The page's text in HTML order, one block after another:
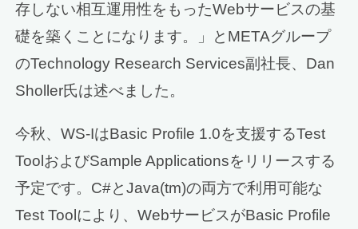
存しない相互運用性をもったWebサービスの基
礎を築くことになります。」とMETAグループ
のTechnology Research Services副社長、Dan
Sholler氏は述べました。
今秋、WS-IはBasic Profile 1.0を支援するTest
ToolおよびSample Applicationsをリリースする
予定です。C#とJava(tm)の両方で利用可能な
Test Toolにより、WebサービスがBasic Profile